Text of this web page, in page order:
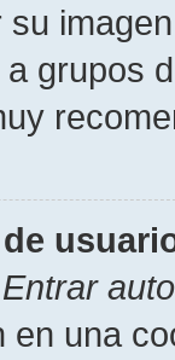
grupos
Entrar
una